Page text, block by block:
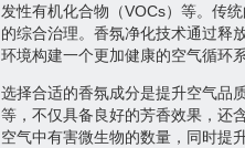
发性有机化合物（VOCs）等。传
的综合治理。香氛净化技术通过释
环境构建一个更加健康的空气循环系
选择合适的香氛成分是提升空气品
等，不仅具备良好的芳香效果，还
空气中有害微生物的数量，同时提